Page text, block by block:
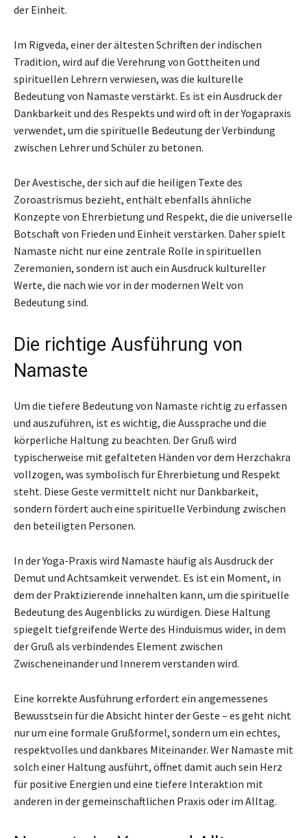
der Einheit.
Im Rigveda, einer der ältesten Schriften der indischen
Tradition, wird auf die Verehrung von Gottheiten und
spirituellen Lehrern verwiesen, was die kulturelle
Bedeutung von Namaste verstärkt. Es ist ein Ausdruck der
Dankbarkeit und des Respekts und wird oft in der Yogapraxis
verwendet, um die spirituelle Bedeutung der Verbindung
zwischen Lehrer und Schüler zu betonen.
Der Avestische, der sich auf die heiligen Texte des
Zoroastrismus bezieht, enthält ebenfalls ähnliche
Konzepte von Ehrerbietung und Respekt, die die universelle
Botschaft von Frieden und Einheit verstärken. Daher spielt
Namaste nicht nur eine zentrale Rolle in spirituellen
Zeremonien, sondern ist auch ein Ausdruck kultureller
Werte, die nach wie vor in der modernen Welt von
Bedeutung sind.
Die richtige Ausführung von
Namaste
Um die tiefere Bedeutung von Namaste richtig zu erfassen
und auszuführen, ist es wichtig, die Aussprache und die
körperliche Haltung zu beachten. Der Gruß wird
typischerweise mit gefalteten Händen vor dem Herzchakra
vollzogen, was symbolisch für Ehrerbietung und Respekt
steht. Diese Geste vermittelt nicht nur Dankbarkeit,
sondern fördert auch eine spirituelle Verbindung zwischen
den beteiligten Personen.
In der Yoga-Praxis wird Namaste häufig als Ausdruck der
Demut und Achtsamkeit verwendet. Es ist ein Moment, in
dem der Praktizierende innehalten kann, um die spirituelle
Bedeutung des Augenblicks zu würdigen. Diese Haltung
spiegelt tiefgreifende Werte des Hinduismus wider, in dem
der Gruß als verbindendes Element zwischen
Zwischeneinander und Innerem verstanden wird.
Eine korrekte Ausführung erfordert ein angemessenes
Bewusstsein für die Absicht hinter der Geste – es geht nicht
nur um eine formale Grußformel, sondern um ein echtes,
respektvolles und dankbares Miteinander. Wer Namaste mit
solch einer Haltung ausführt, öffnet damit auch sein Herz
für positive Energien und eine tiefere Interaktion mit
anderen in der gemeinschaftlichen Praxis oder im Alltag.